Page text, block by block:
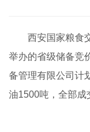
西安国家粮食
举办的省级储备竞
备管理有限公司计
油1500吨，全部成